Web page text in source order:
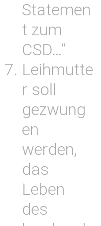
Statemen
t zum
CSD…“
Leihmutte
r soll
gezwung
en
werden,
das
Leben
des